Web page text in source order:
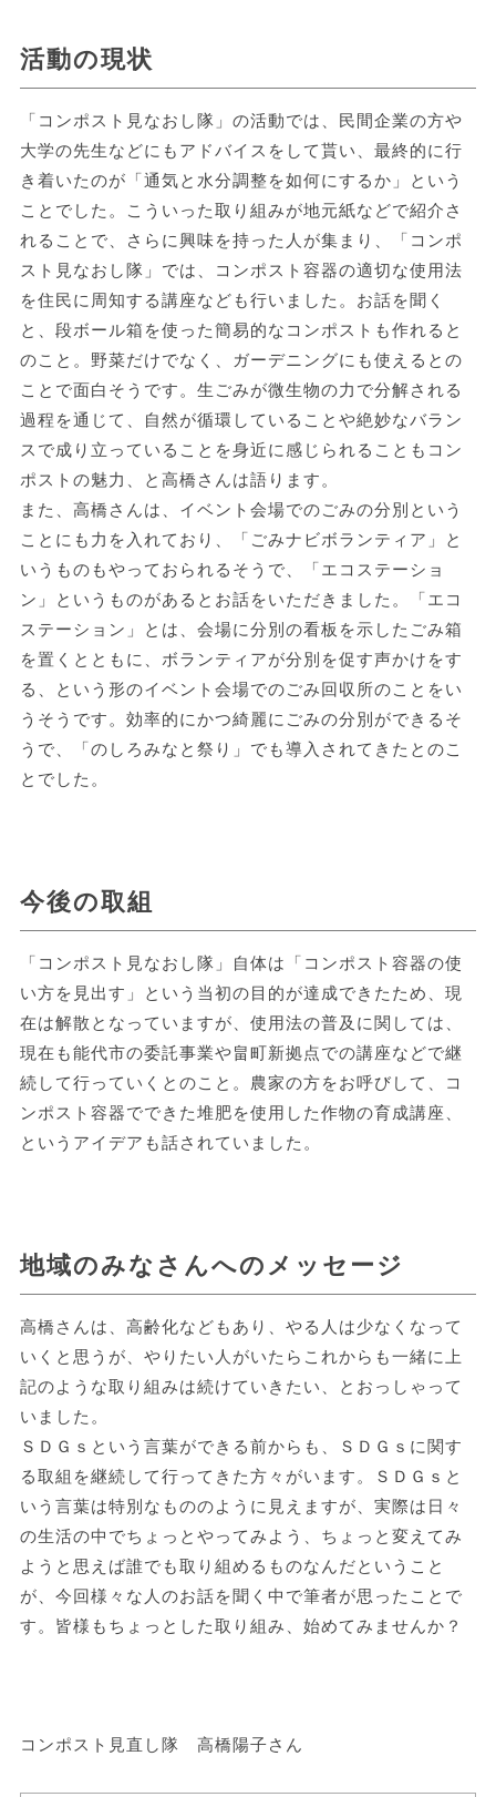
活動の現状
「コンポスト見なおし隊」の活動では、民間企業の方や
大学の先生などにもアドバイスをして貰い、最終的に行
き着いたのが「通気と水分調整を如何にするか」という
ことでした。こういった取り組みが地元紙などで紹介さ
れることで、さらに興味を持った人が集まり、「コンポ
スト見なおし隊」では、コンポスト容器の適切な使用法
を住民に周知する講座なども行いました。お話を聞く
と、段ボール箱を使った簡易的なコンポストも作れると
のこと。野菜だけでなく、ガーデニングにも使えるとの
ことで面白そうです。生ごみが微生物の力で分解される
過程を通じて、自然が循環していることや絶妙なバラン
スで成り立っていることを身近に感じられることもコン
ポストの魅力、と高橋さんは語ります。
また、高橋さんは、イベント会場でのごみの分別という
ことにも力を入れており、「ごみナビボランティア」と
いうものもやっておられるそうで、「エコステーショ
ン」というものがあるとお話をいただきました。「エコ
ステーション」とは、会場に分別の看板を示したごみ箱
を置くとともに、ボランティアが分別を促す声かけをす
る、という形のイベント会場でのごみ回収所のことをい
うそうです。効率的にかつ綺麗にごみの分別ができるそ
うで、「のしろみなと祭り」でも導入されてきたとのこ
とでした。
今後の取組
「コンポスト見なおし隊」自体は「コンポスト容器の使
い方を見出す」という当初の目的が達成できたため、現
在は解散となっていますが、使用法の普及に関しては、
現在も能代市の委託事業や畠町新拠点での講座などで継
続して行っていくとのこと。農家の方をお呼びして、コ
ンポスト容器でできた堆肥を使用した作物の育成講座、
というアイデアも話されていました。
地域のみなさんへのメッセージ
高橋さんは、高齢化などもあり、やる人は少なくなって
いくと思うが、やりたい人がいたらこれからも一緒に上
記のような取り組みは続けていきたい、とおっしゃって
いました。
ＳＤＧｓという言葉ができる前からも、ＳＤＧｓに関す
る取組を継続して行ってきた方々がいます。ＳＤＧｓと
いう言葉は特別なもののように見えますが、実際は日々
の生活の中でちょっとやってみよう、ちょっと変えてみ
ようと思えば誰でも取り組めるものなんだということ
が、今回様々な人のお話を聞く中で筆者が思ったことで
す。皆様もちょっとした取り組み、始めてみませんか？
コンポスト見直し隊 高橋陽子さん